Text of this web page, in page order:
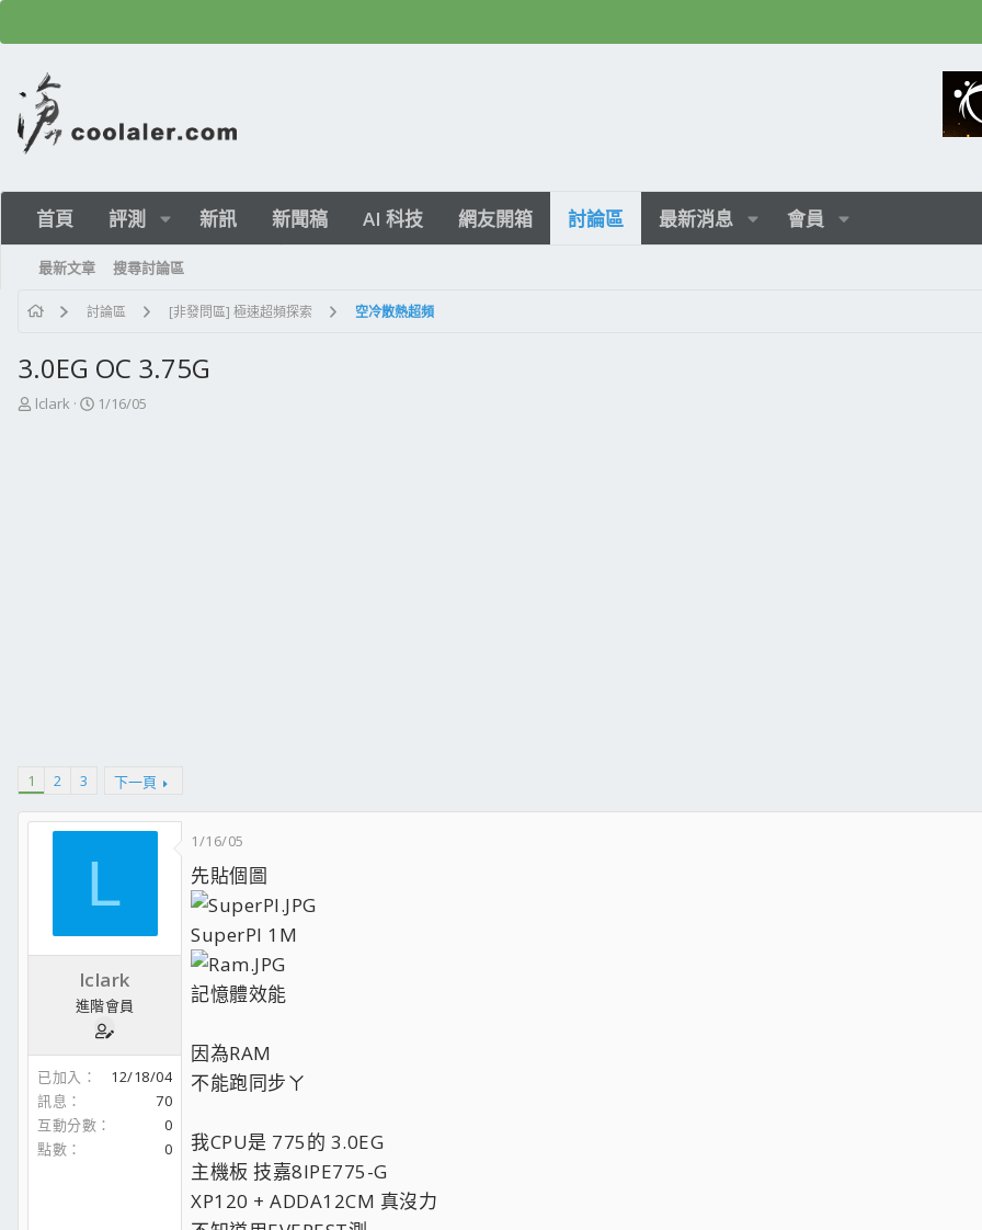
首頁 評測 新訊 新聞稿 AI 科技 網友開箱 討論區 最新消息 會員
最新文章 搜尋討論區
討論區 [非發問區] 極速超頻探索 空冷散熱超頻
3.0EG OC 3.75G
主
lclark
開
1/16/05
1 2 3 下一頁
L
lclark
進階會員
已加入
12/18/04
訊息
70
互動分數
0
點數
0
1/16/05
先貼個圖
SuperPI 1M
記憶體效能
因為RAM
不能跑同步ㄚ
我CPU是 775的 3.0EG
主機板 技嘉8IPE775-G
XP120 + ADDA12CM 真沒力